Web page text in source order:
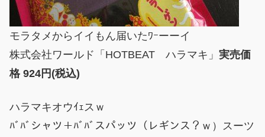
モラタメからイイもん届いたﾜｰーーイ
株式会社ワールド「HOTBEAT ハラマキ」 実売価
格 924円(税込)
ハラマキオウｲｪスｗ
ﾊﾞﾊﾞシャツ＋ﾊﾞﾊﾞスパッツ（レギンス？ｗ）スーツ